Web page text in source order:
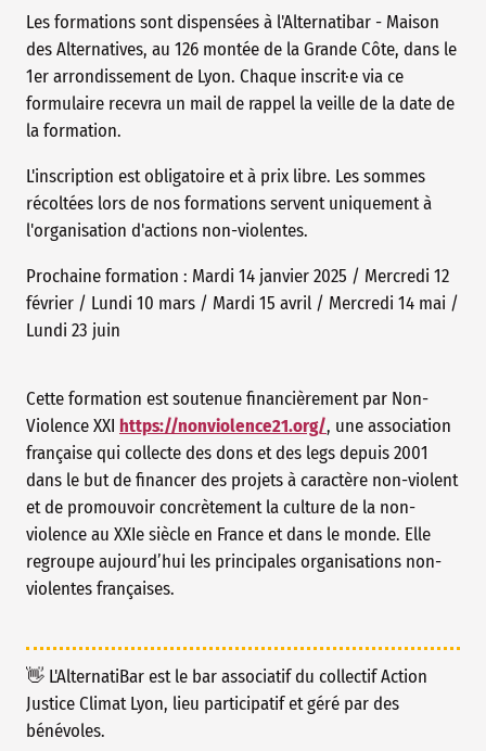
Les formations sont dispensées à l'Alternatibar - Maison
des Alternatives, au 126 montée de la Grande Côte, dans le
1er arrondissement de Lyon. Chaque inscrit·e via ce
formulaire recevra un mail de rappel la veille de la date de
la formation.
L'inscription est obligatoire et à prix libre. Les sommes
récoltées lors de nos formations servent uniquement à
l'organisation d'actions non-violentes.
Prochaine formation : Mardi 14 janvier 2025 / Mercredi 12
février / Lundi 10 mars / Mardi 15 avril / Mercredi 14 mai /
Lundi 23 juin
Cette formation est soutenue financièrement par Non-
Violence XXI https://nonviolence21.org/, une association
française qui collecte des dons et des legs depuis 2001
dans le but de financer des projets à caractère non-violent
et de promouvoir concrètement la culture de la non-
violence au XXIe siècle en France et dans le monde. Elle
regroupe aujourd’hui les principales organisations non-
violentes françaises.
👋 L'AlternatiBar est le bar associatif du collectif Action
Justice Climat Lyon, lieu participatif et géré par des
bénévoles.